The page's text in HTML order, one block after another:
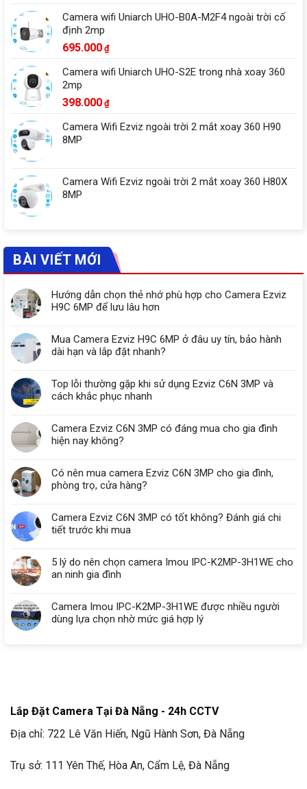
Camera wifi Uniarch UHO-B0A-M2F4 ngoài trời cố
định 2mp
695.000 ₫
Camera wifi Uniarch UHO-S2E trong nhà xoay 360
2mp
398.000 ₫
Camera Wifi Ezviz ngoài trời 2 mắt xoay 360 H90
8MP
Camera Wifi Ezviz ngoài trời 2 mắt xoay 360 H80X
8MP
BÀI VIẾT MỚI
Hướng dẫn chọn thẻ nhớ phù hợp cho Camera Ezviz
H9C 6MP để lưu lâu hơn
Mua Camera Ezviz H9C 6MP ở đâu uy tín, bảo hành
dài hạn và lắp đặt nhanh?
Top lỗi thường gặp khi sử dụng Ezviz C6N 3MP và
cách khắc phục nhanh
Camera Ezviz C6N 3MP có đáng mua cho gia đình
hiện nay không?
Có nên mua camera Ezviz C6N 3MP cho gia đình,
phòng trọ, cửa hàng?
Camera Ezviz C6N 3MP có tốt không? Đánh giá chi
tiết trước khi mua
5 lý do nên chọn camera Imou IPC-K2MP-3H1WE cho
an ninh gia đình
Camera Imou IPC-K2MP-3H1WE được nhiều người
dùng lựa chọn nhờ mức giá hợp lý
Lắp Đặt Camera Tại Đà Nẵng - 24h CCTV
Địa chỉ: 722 Lê Văn Hiến, Ngũ Hành Sơn, Đà Nẵng
Trụ sở: 111 Yên Thế, Hòa An, Cẩm Lệ, Đà Nẵng